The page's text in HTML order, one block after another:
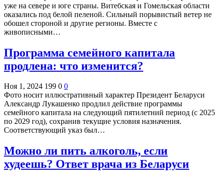
уже на севере и юге страны. Витебская и Гомельская области
оказались под белой пеленой. Сильный порывистый ветер не
обошел стороной и другие регионы. Вместе с
живописными…
Программа семейного капитала
продлена: что изменится?
Ноя 1, 2024 199 0 0
Фото носит иллюстративный характер Президент Беларуси
Александр Лукашенко продлил действие программы
семейного капитала на следующий пятилетний период (с 2025
по 2029 год), сохранив текущие условия назначения.
Соответствующий указ был…
Можно ли пить алкоголь, если
худеешь? Ответ врача из Беларуси